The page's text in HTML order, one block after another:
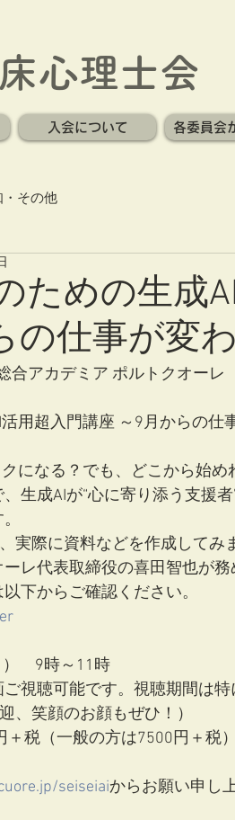
心理士会
入会について 各委員会
・その他
ための生成
の仕事が変
合アカデミア ポルトクオーレ
用超入門講座 ～9月からの仕
クになる？でも、どこから始
生成AIが“心に寄り添う支援
実際に資料などを作成してみ
レ代表取締役の喜田智也が務
下からご確認ください。
　9時～11時
視聴可能です。視聴期間は特
、笑顔のお顔もぜひ！）
税（一般の方は7500円＋税）
seiseiaiからお願い申し